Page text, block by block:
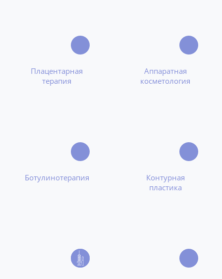
Плацентарная
терапия
Аппаратная
косметология
Ботулинотерапия
Контурная
пластика